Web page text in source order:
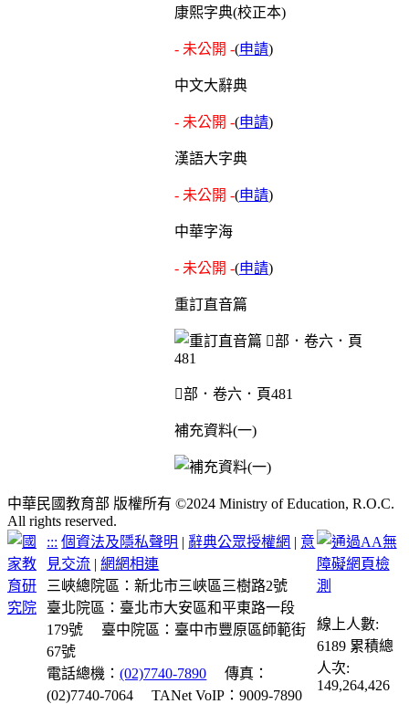
康熙字典(校正本)
- 未公開 -(申請)
中文大辭典
- 未公開 -(申請)
漢語大字典
- 未公開 -(申請)
中華字海
- 未公開 -(申請)
重訂直音篇
部．卷六．頁481
補充資料(一)
中華民國教育部 版權所有 ©2024 Ministry of Education, R.O.C.
All rights reserved.
::: 個資法及隱私聲明 | 辭典公眾授權網 | 意
見交流 |網網相連
三峽總院區：新北市三峽區三樹路2號
臺北院區：臺北市大安區和平東路一段
179號
臺中院區：臺中市豐原區師範街
67號
電話總機：(02)7740-7890
傳真：
(02)7740-7064
TANet VoIP：9009-7890
線上人數:
6189 累積總
人次:
149,264,426